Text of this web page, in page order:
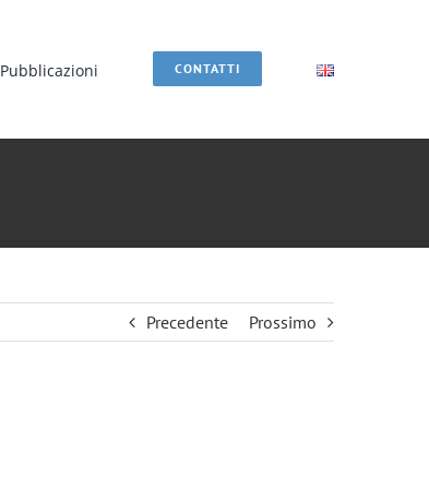
Pubblicazioni CONTATTI
Precedente Prossimo